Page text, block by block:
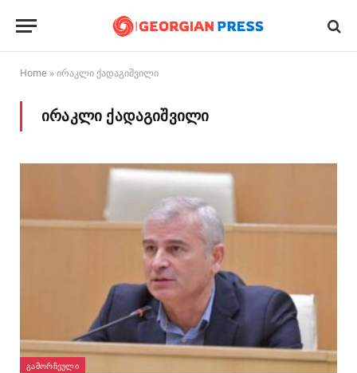
Home »ირაკლი ქადაგიშვილი
ᲘᲠᲐᲙᲚᲘ ᲥᲐᲓᲐᲒᲘᲨᲕᲘᲚᲘ
ᲒᲐᲛᲝᲠᲩᲔᲣᲚᲘ